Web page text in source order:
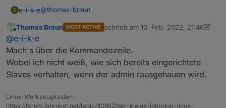
E e-i-k-e@thomas-braun
Dauerschleife:
Online
Thomas Braun MOST ACTIVE schrieb am 10. Feb. 2022, 21:46
zuletzt editiert von Thomas Braun
@e-i-k-e
Mach's über die Kommandozeile.
Wobei ich nicht weiß, wie sich bereits eingerichtete
Slaves verhalten, wenn der admin rausgehauen wird.
Linux-Werkzeugkasten:
https://forum.iobroker.net/topic/42952/der-kleine-iobroker-linux-